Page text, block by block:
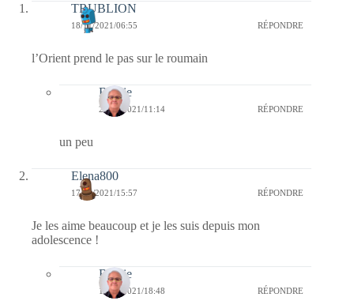
TRUBLION
18/11/2021/06:55 RÉPONDRE
l’Orient prend le pas sur le roumain
Bernie
20/11/2021/11:14 RÉPONDRE
un peu
Elena800
17/11/2021/15:57 RÉPONDRE
Je les aime beaucoup et je les suis depuis mon
adolescence !
Bernie
17/11/2021/18:48 RÉPONDRE